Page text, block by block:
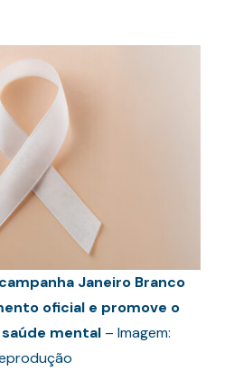
Janeiro Branco
oficial e promove o
mental – Imagem: